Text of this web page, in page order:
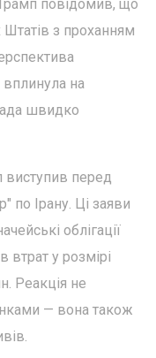
повідомив, що
з проханням
вплинула на
швидко
виступив перед
по Ірану. Ці заяви
облігації
втрат у розмірі
Реакція не
— вона також